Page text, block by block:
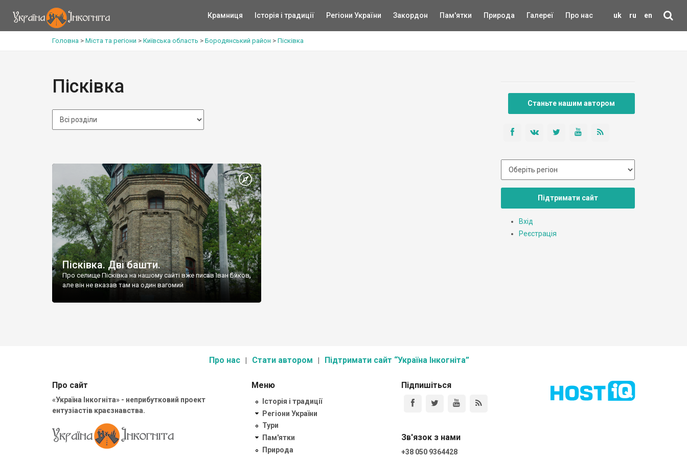
uk ru en
Крамниця Історія і традиції Регіони України Закордон Пам'ятки Природа Галереї Про нас
Головна > Міста та регіони > Київська область > Бородянський район > Пісківка
Пісківка
Пісківка. Дві башти.
Про селище Пісківка на нашому сайті вже писав Іван Биков,
але він не вказав там на один вагомий
Станьте нашим автором
Підтримати сайт
Вхід
Реєстрація
Про нас Стати автором Підтримати сайт “Україна Інкогніта”
Про сайт
«Україна Інкогніта» - неприбутковий проект
ентузіастів краєзнавства.
Меню
Історія і традиції
Регіони України
Тури
Пам'ятки
Природа
Підпишіться
Зв'язок з нами
+38 050 9364428